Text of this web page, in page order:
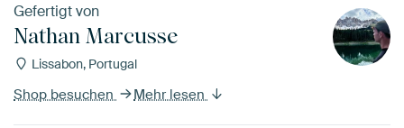
Gefertigt von
Nathan Marcusse
Lissabon, Portugal
Shop besuchen Mehr lesen